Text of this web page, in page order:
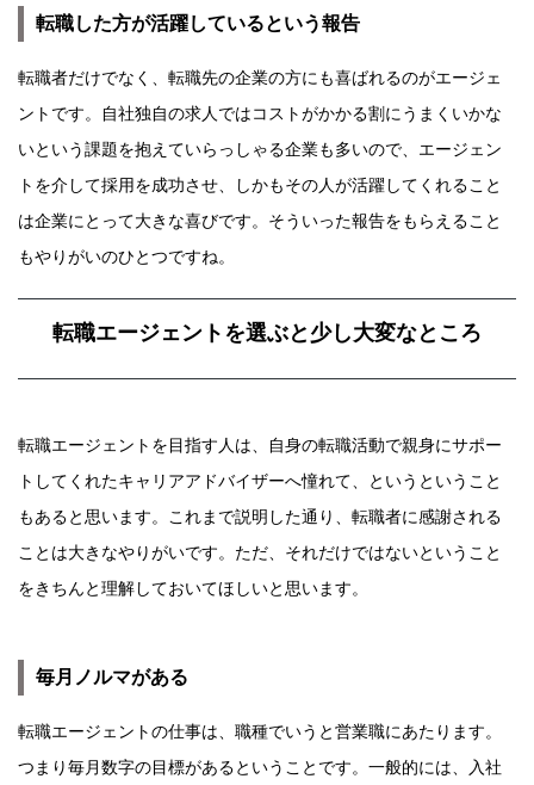
転職した方が活躍しているという報告
転職者だけでなく、転職先の企業の方にも喜ばれるのがエージェ
ントです。自社独自の求人ではコストがかかる割にうまくいかな
いという課題を抱えていらっしゃる企業も多いので、エージェン
トを介して採用を成功させ、しかもその人が活躍してくれること
は企業にとって大きな喜びです。そういった報告をもらえること
もやりがいのひとつですね。
転職エージェントを選ぶと少し大変なところ
転職エージェントを目指す人は、自身の転職活動で親身にサポー
トしてくれたキャリアアドバイザーへ憧れて、というということ
もあると思います。これまで説明した通り、転職者に感謝される
ことは大きなやりがいです。ただ、それだけではないということ
をきちんと理解しておいてほしいと思います。
毎月ノルマがある
転職エージェントの仕事は、職種でいうと営業職にあたります。
つまり毎月数字の目標があるということです。一般的には、入社